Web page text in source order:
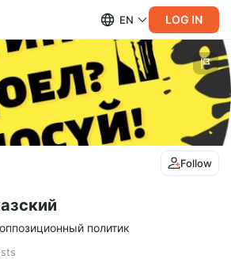
EN LOG IN
Follow
политик